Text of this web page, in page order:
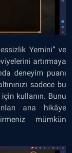
Yemini” ve
artırmaya
deneyim puanı
sadece bu
kullanın. Bunu
ana hikâye
mümkün